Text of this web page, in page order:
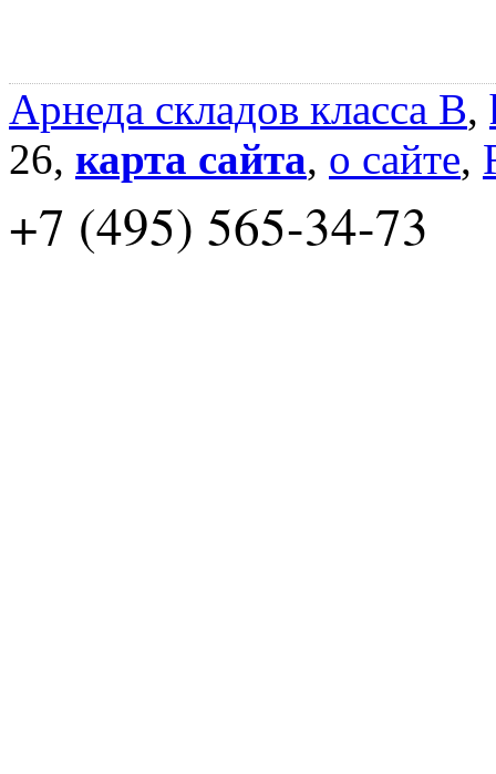
Арнеда складов класса B,
26, карта сайта, о сайте,
+7 (495) 565-34-73